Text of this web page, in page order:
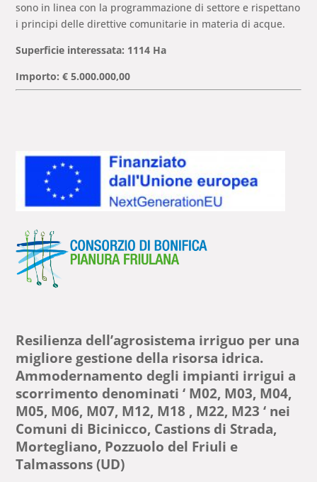
sono in linea con la programmazione di settore e rispettano
i principi delle direttive comunitarie in materia di acque.
Superficie interessata: 1114 Ha
Importo: € 5.000.000,00
Resilienza dell’agrosistema irriguo per una
migliore gestione della risorsa idrica.
Ammodernamento degli impianti irrigui a
scorrimento denominati ‘ M02, M03, M04,
M05, M06, M07, M12, M18 , M22, M23 ‘ nei
Comuni di Bicinicco, Castions di Strada,
Mortegliano, Pozzuolo del Friuli e
Talmassons (UD)